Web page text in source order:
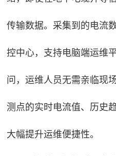
传输数据。采集到的电流
控中心，支持电脑端运维
问，运维人员无需亲临现
测点的实时电流值、历史
大幅提升运维便捷性。